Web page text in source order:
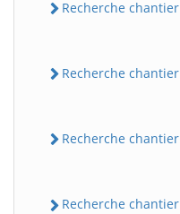
Recherche
Recherche
Recherche
Recherche chantier